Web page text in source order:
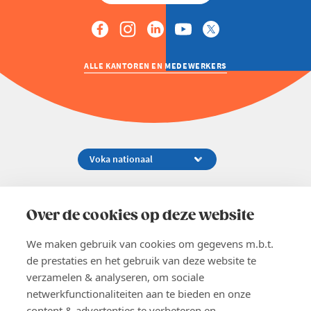
Over de cookies op deze website
We maken gebruik van cookies om gegevens m.b.t.
de prestaties en het gebruik van deze website te
verzamelen & analyseren, om sociale
netwerkfunctionaliteiten aan te bieden en onze
ALLE KANTOREN EN MEDEWERKERS
02 229 81 11